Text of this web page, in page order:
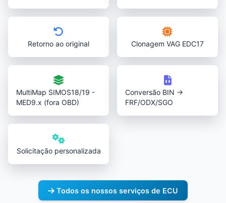
Retorno ao original Clonagem VAG EDC17
MultiMap SIMOS18/19 -
MED9.x (fora OBD)
Conversão BIN →
FRF/ODX/SGO
Solicitação personalizada
Todos os nossos serviços de ECU